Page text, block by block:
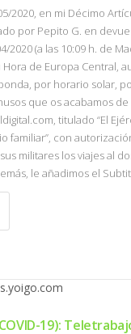
2020, en mi Décimo
por Pepito G. en
2020 (a las 10:09 h. de
de Europa Central,
por horario solar,
que os acabamos
titulado “El
familiar”, con
militares los viajes al
le añadimos el
19):